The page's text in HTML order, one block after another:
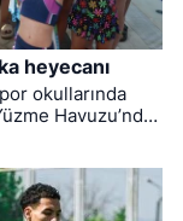
heyecanı
okullarında
Havuzu’nda